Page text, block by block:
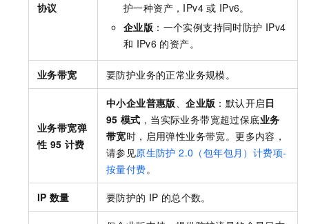
协议
护一种资产，IPv4 或 IPv6。
企业版 ：一个实例支持同时防护 IPv4
和 IPv6 的资产。
业务带宽 要防护业务的正常业务规模。
业务带宽弹
性 95 计费
中小企业普惠版、企业版 ：默认开启日
95 模式 ，当实际业务带宽超过保底业务
带宽时，启用弹性业务带宽。更多内容，
请参见原生防护 2.0（包年包月）计费项-
按量付费。
IP 数量 要防护的 IP 的总个数。